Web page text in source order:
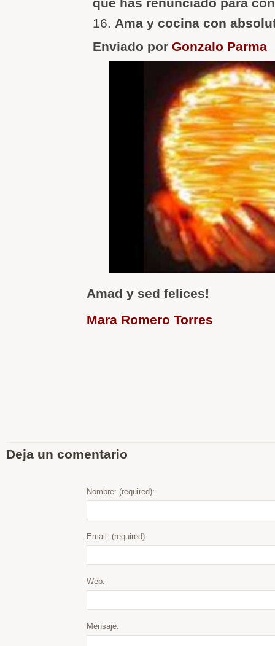
Ama y cocina con
Enviado por Gonzalo Parma
Amad y sed felices!
Mara Romero Torres
Deja un comentario
Nombre: (required):
Email: (required):
Web:
Mensaje: